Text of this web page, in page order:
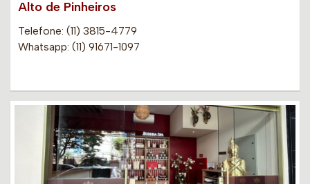
Alto de Pinheiros
Telefone: (11) 3815-4779
Whatsapp: (11) 91671-1097